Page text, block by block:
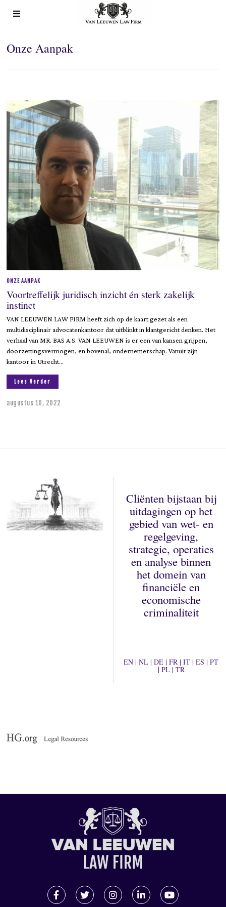
Onze Aanpak
ONZE AANPAK
Voortreffelijk juridisch inzicht én sterk zakelijk
instinct
VAN LEEUWEN LAW FIRM heeft zich op de kaart gezet als een
multidisciplinair advocatenkantoor dat uitblinkt in klantgericht denken. Het
verhaal van MR. BAS A.S. VAN LEEUWEN is er een van kansen grijpen,
doorzettingsvermogen, en bovenal, ondernemerschap. Vanuit zijn
kantoor in Utrecht…
Lees Verder
augustus 10, 2022
,
2
0
2
3
Cliënten bijstaan bij
uitdagingen op het
gebied van wet- en
regelgeving,
strategie, operaties
en analyse binnen
het domein van
financiële en
economische
criminaliteit
EN |NL |DE |FR |IT |ES |PT
| PL| TR